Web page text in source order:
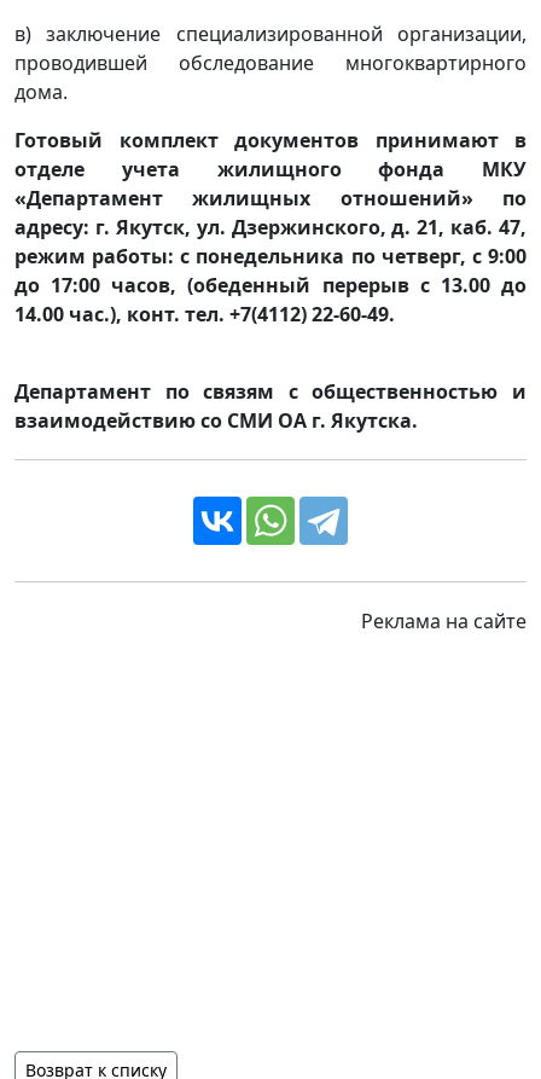
в) заключение специализированной организации,
проводившей обследование многоквартирного
дома.
Готовый комплект документов принимают в
отделе учета жилищного фонда МКУ
«Департамент жилищных отношений» по
адресу: г. Якутск, ул. Дзержинского, д. 21, каб. 47,
режим работы: с понедельника по четверг, с 9:00
до 17:00 часов, (обеденный перерыв с 13.00 до
14.00 час.), конт. тел. +7(4112) 22-60-49.
Департамент по связям с общественностью и
взаимодействию со СМИ ОА г. Якутска.
Реклама на сайте
Возврат к списку